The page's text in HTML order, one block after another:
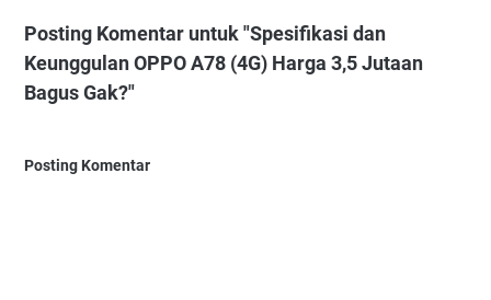
Posting Komentar untuk "Spesifikasi dan
Keunggulan OPPO A78 (4G) Harga 3,5 Jutaan
Bagus Gak?"
Posting Komentar